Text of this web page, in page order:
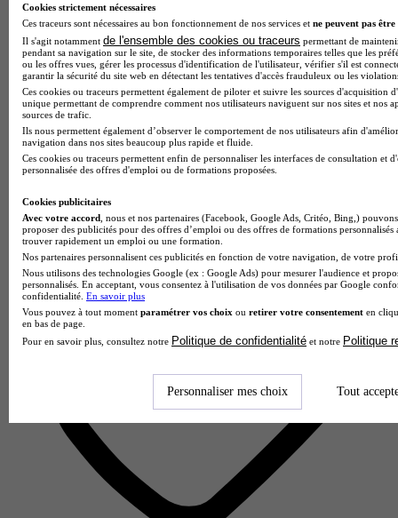
DSTI School of Engineering - French Riviera
4.9
12 avis
Cookies strictement nécessaires
Ces traceurs sont nécessaires au bon fonctionnement de nos services et ne peuvent pas être
Il s'agit notamment de l'ensemble des cookies ou traceurs permettant de
pendant sa navigation sur le site, de stocker des informations temporaires telles que les
ou les offres vues, gérer les processus d'identification de l'utilisateur, vérifier s'il est
garantir la sécurité du site web en détectant les tentatives d'accès frauduleux ou les
Ces cookies ou traceurs permettent également de piloter et suivre les sources d'acquisition
unique permettant de comprendre comment nos utilisateurs naviguent sur nos sites et nos
sources de trafic.
Ils nous permettent également d’observer le comportement de nos utilisateurs afin
navigation dans nos sites beaucoup plus rapide et fluide.
Ces cookies ou traceurs permettent enfin de personnaliser les interfaces de consultation et
personnalisée des offres d'emploi ou de formations proposées.
Cookies publicitaires
Avec votre accord , nous et nos partenaires (Facebook, Google Ads, Critéo, Bing,)
proposer des publicités pour des offres d’emploi ou des offres de formations
trouver rapidement un emploi ou une formation.
Nos partenaires personnalisent ces publicités en fonction de votre navigation, de votre
Nous utilisons des technologies Google (ex : Google Ads) pour mesurer l'audience et
personnalisés. En acceptant, vous consentez à l'utilisation de vos données par Google
confidentialité. En savoir plus
Vous pouvez à tout moment paramétrer vos choix ou retirer votre consentement en
en bas de page.
Pour en savoir plus, consultez notre Politique de confidentialité et notre Politique
Personnaliser mes choix Tout